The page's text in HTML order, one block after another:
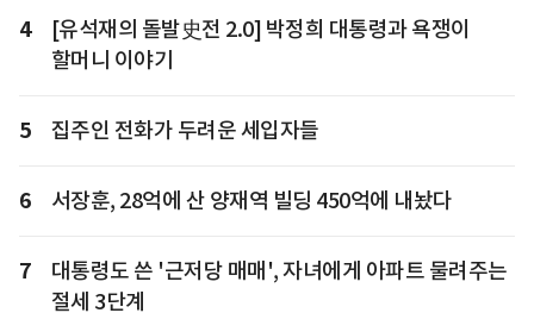
4
[유석재의 돌발史전 2.0] 박정희 대통령과 욕쟁이
할머니 이야기
5 집주인 전화가 두려운 세입자들
6 서장훈, 28억에 산 양재역 빌딩 450억에 내놨다
7
대통령도 쓴 '근저당 매매', 자녀에게 아파트 물려주는
절세 3단계